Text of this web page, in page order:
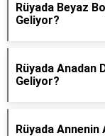
Rüyada Beyaz
Geliyor?
Rüyada Anadan
Geliyor?
Rüyada